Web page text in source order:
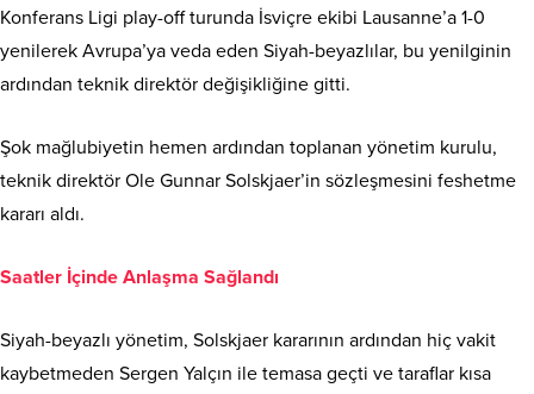
Konferans Ligi play-off turunda İsviçre ekibi Lausanne’a 1-0
yenilerek Avrupa’ya veda eden Siyah-beyazlılar, bu yenilginin
ardından teknik direktör değişikliğine gitti.
Şok mağlubiyetin hemen ardından toplanan yönetim kurulu,
teknik direktör Ole Gunnar Solskjaer’in sözleşmesini feshetme
kararı aldı.
Saatler İçinde Anlaşma Sağlandı
Siyah-beyazlı yönetim, Solskjaer kararının ardından hiç vakit
kaybetmeden Sergen Yalçın ile temasa geçti ve taraflar kısa